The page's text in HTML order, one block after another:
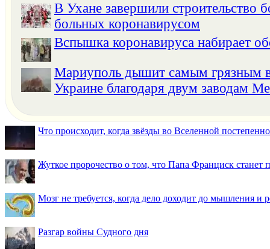
В Ухане завершили строительство
больных коронавирусом
Вспышка коронавируса набирает
Мариуполь дышит самым грязным
Украине благодаря двум заводам
Что происходит, когда звёзды во Вселенной
Жуткое пророчество о том, что Папа Франциск
Мозг не требуется, когда дело доходит до мышления и
Разгар войны Судного дня